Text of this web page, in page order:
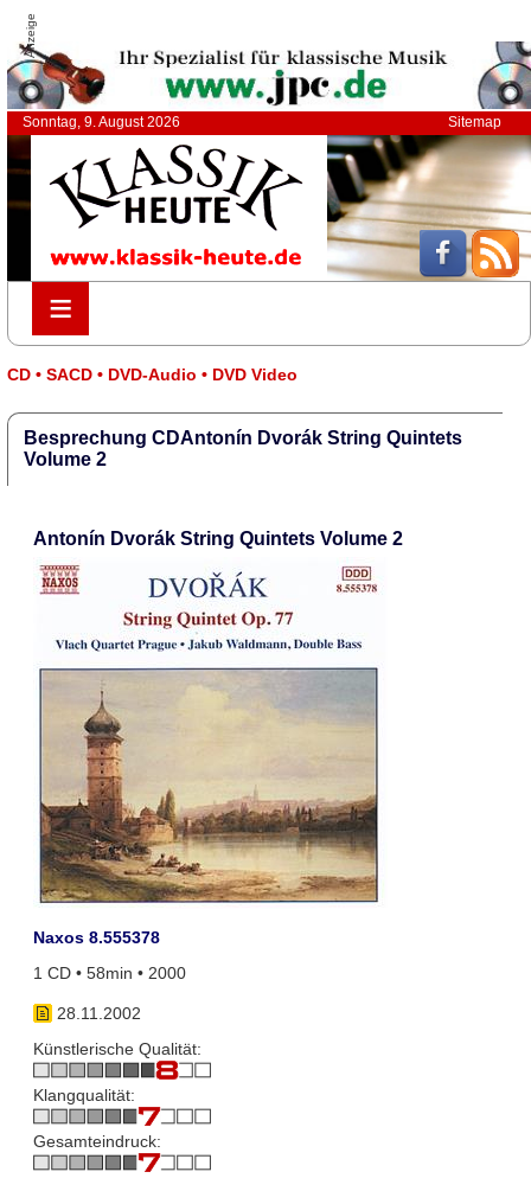
Anzeige
Sonntag, 9. August 2026 Sitemap
≡
≡
CD • SACD • DVD-Audio • DVD Video
Besprechung CDAntonín Dvorák String Quintets
Volume 2
Antonín Dvorák String Quintets Volume 2
Naxos 8.555378
1 CD • 58min • 2000
28.11.2002
Künstlerische Qualität:
Klangqualität:
Gesamteindruck: